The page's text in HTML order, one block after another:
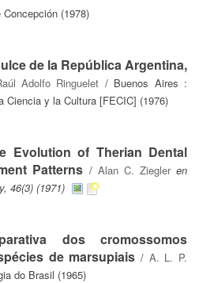
(1978)
de la República Argentina,
Adolfo Ringuelet / Buenos Aires :
Ciencia y la Cultura [FECIC] (1976)
Evolution of Therian Dental
Patterns / Alan C. Ziegler en
46(3) (1971)
dos cromossomos
de marsupiais / A. L. P.
do Brasil (1965)